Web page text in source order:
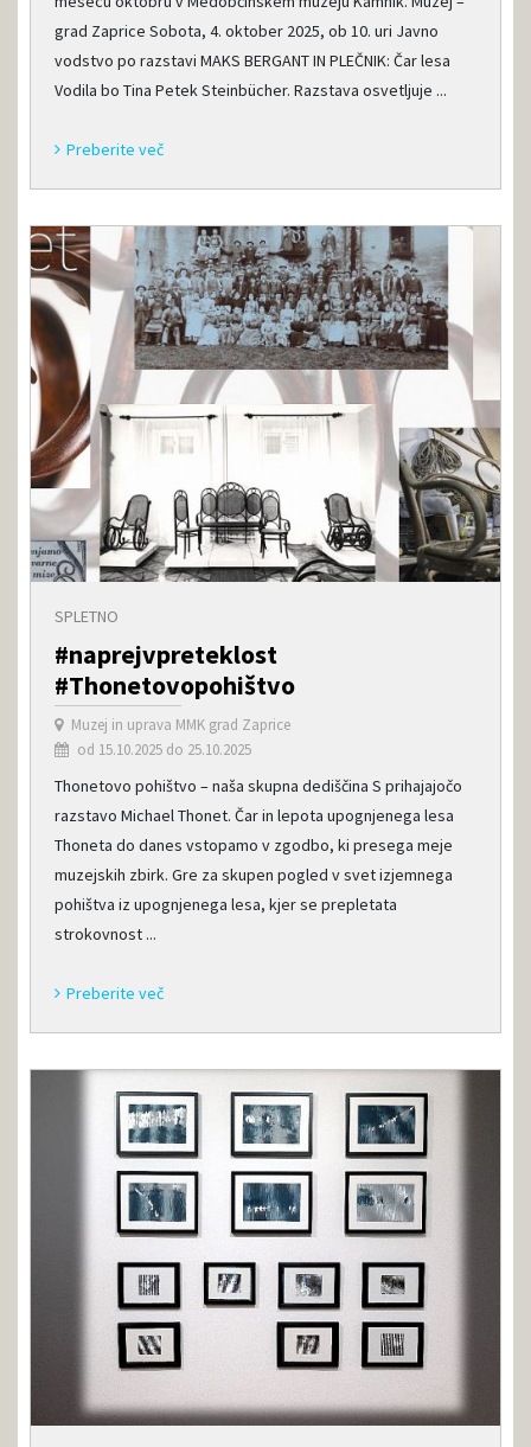
grad Zaprice Sobota, 4. oktober 2025, ob 10. uri Javno
vodstvo po razstavi MAKS BERGANT IN PLEČNIK: Čar lesa
Vodila bo Tina Petek Steinbücher. Razstava osvetljuje ...
Preberite več
SPLETNO
#naprejvpreteklost
#Thonetovopohištvo
Muzej in uprava MMK grad Zaprice
od 15.10.2025 do 25.10.2025
Thonetovo pohištvo – naša skupna dediščina S prihajajočo
razstavo Michael Thonet. Čar in lepota upognjenega lesa
Thoneta do danes vstopamo v zgodbo, ki presega meje
muzejskih zbirk. Gre za skupen pogled v svet izjemnega
pohištva iz upognjenega lesa, kjer se prepletata
strokovnost ...
Preberite več